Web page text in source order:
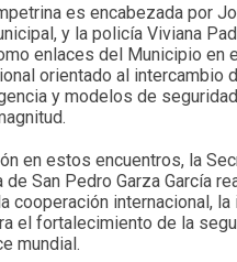
es encabezada por
y la policía Viviana
enlaces del Municipio en
orientado al intercambio
y modelos de
en estos encuentros, la
San Pedro Garza García
cooperación internacional,
el fortalecimiento de la
mundial.